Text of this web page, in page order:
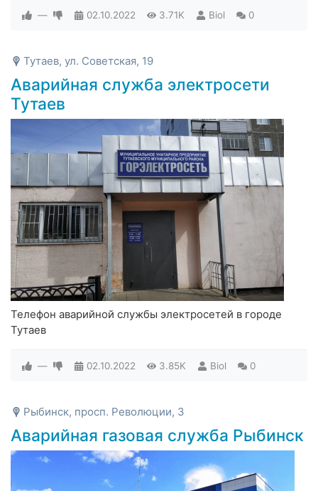
— 02.10.2022 3.71K Biol 0
Тутаев, ул. Советская, 19
Аварийная служба электросети
Тутаев
Телефон аварийной службы электросетей в городе
Тутаев
— 02.10.2022 3.85K Biol 0
Рыбинск, просп. Революции, 3
Аварийная газовая служба Рыбинск